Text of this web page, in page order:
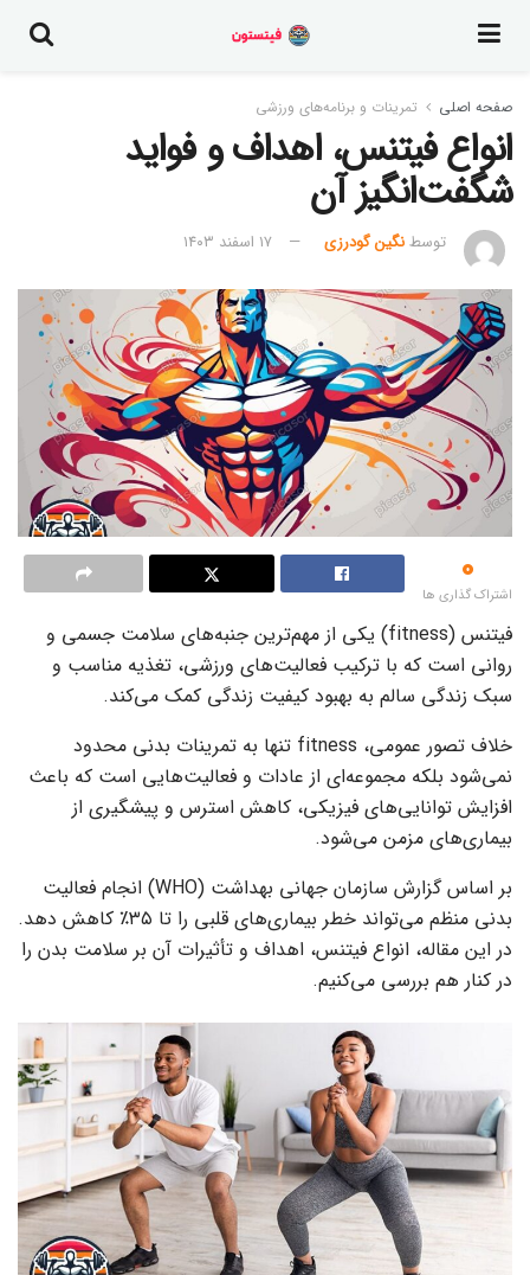
صفحه اصلی تمرینات و برنامه‌های ورزشی
انواع فیتنس، اهداف و فواید
شگفت‌انگیز آن
توسطنگین گودرزی ۱۷ اسفند ۱۴۰۳
0
اشتراک گذاری ها
فیتنس (fitness) یکی از مهم‌ترین جنبه‌های سلامت جسمی و
روانی است که با ترکیب فعالیت‌های ورزشی، تغذیه مناسب و
سبک زندگی سالم به بهبود کیفیت زندگی کمک می‌کند.
خلاف تصور عمومی، fitness تنها به تمرینات بدنی محدود
نمی‌شود بلکه مجموعه‌ای از عادات و فعالیت‌هایی است که باعث
افزایش توانایی‌های فیزیکی، کاهش استرس و پیشگیری از
بیماری‌های مزمن می‌شود.
بر اساس گزارش سازمان جهانی بهداشت (WHO) انجام فعالیت
بدنی منظم می‌تواند خطر بیماری‌های قلبی را تا ۳۵٪ کاهش دهد.
در این مقاله، انواع فیتنس، اهداف و تأثیرات آن بر سلامت بدن را
در کنار هم بررسی می‌کنیم.